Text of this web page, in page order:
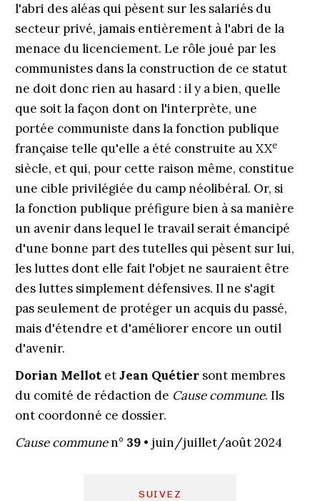
l'abri des aléas qui pèsent sur les salariés du
secteur privé, jamais entièrement à l'abri de la
menace du licenciement. Le rôle joué par les
communistes dans la construction de ce statut
ne doit donc rien au hasard : il y a bien, quelle
que soit la façon dont on l'interprète, une
portée communiste dans la fonction publique
française telle qu'elle a été construite au XXe
siècle, et qui, pour cette raison même, constitue
une cible privi­légiée du camp néolibéral. Or, si
la fonction publique préfigure bien à sa manière
un avenir dans lequel le travail serait émancipé
d'une bonne part des tutelles qui pèsent sur lui,
les luttes dont elle fait l'objet ne sauraient être
des luttes simplement défensives. Il ne s'agit
pas seulement de protéger un acquis du passé,
mais d'étendre et d'améliorer encore un outil
d'avenir.
Dorian MellotetJean Quétiersont membres
du comité de rédaction de Cause commune. Ils
ont coordonné ce dossier.
Cause communen° 39 • juin/juillet/août 2024
SUIVEZ